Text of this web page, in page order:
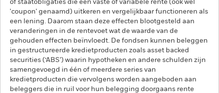
of staatobligaties die een vaste of variabele rente (ook wel
'coupon' genaamd) uitkeren en vergelijkbaar functioneren als
een lening. Daarom staan deze effecten blootgesteld aan
veranderingen in de rentevoet wat de waarde van de
gehouden effecten beïnvloedt. De fondsen kunnen beleggen
in gestructureerde kredietproducten zoals asset backed
securities (‘ABS’) waarin hypotheken en andere schulden zijn
samengevoegd in één of meerdere series van
kredietproducten die vervolgens worden aangeboden aan
beleggers die in ruil voor hun belegging doorgaans rente